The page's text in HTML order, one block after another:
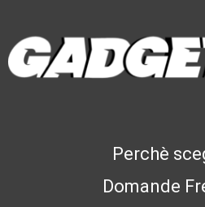
Perchè
Domande